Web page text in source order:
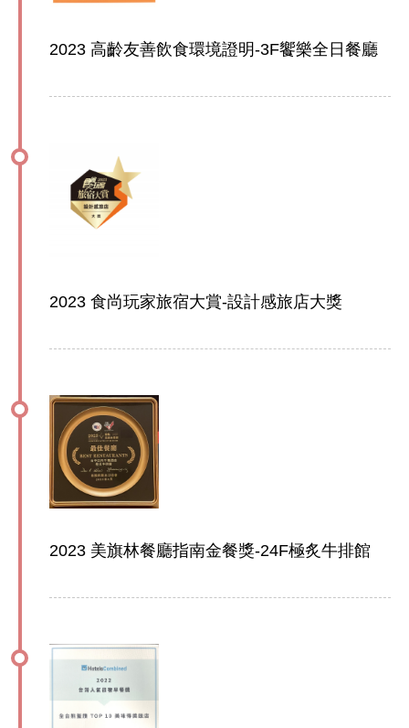
2023 高齡友善飲食環境證明-3F饗樂全日餐廳
2023 食尚玩家旅宿大賞-設計感旅店大獎
2023 美旗林餐廳指南金餐獎-24F極炙牛排館